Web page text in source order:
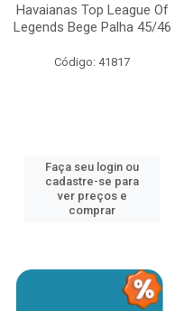
Havaianas Top League Of
Legends Bege Palha 45/46
Código: 41817
Faça seu login ou
cadastre-se para
ver preços e
comprar